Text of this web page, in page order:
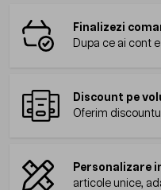
Finalizezi
Dupa ce ai cont
Discount pe
Oferim
Personalizare
articole unice,